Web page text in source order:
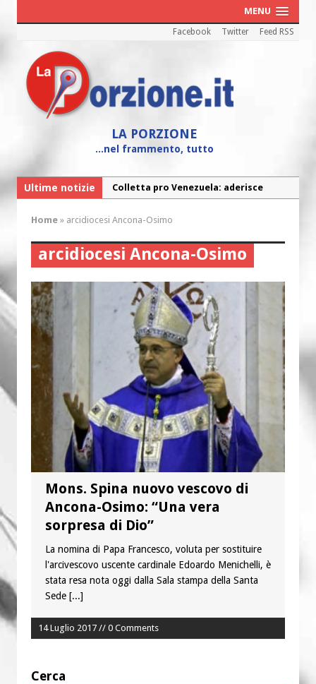
MENU
Facebook Twitter Feed RSS
LA PORZIONE
...nel frammento, tutto
Ultime notizie
Colletta pro Venezuela: aderisce
Fine vita: la Chiesa Cattolica inglese si
mobilita contro il suicidio assistito
Torna la festa della Madonnina a
Montesilvano: “Tanta la devozione”
Torna la festa di Sant’Andrea:
“Chiediamogli di legarci al bene”
“Chiediamo al Signore di capire ciò che
è buono, giusto e santo per la nostra
vita”
Home » arcidiocesi Ancona-Osimo
arcidiocesi Ancona-Osimo
Mons. Spina nuovo vescovo di
Ancona-Osimo: “Una vera
sorpresa di Dio”
La nomina di Papa Francesco, voluta per sostituire
l'arcivescovo uscente cardinale Edoardo Menichelli, è
stata resa nota oggi dalla Sala stampa della Santa
Sede [...]
14 Luglio 2017 // 0 Comments
Cerca